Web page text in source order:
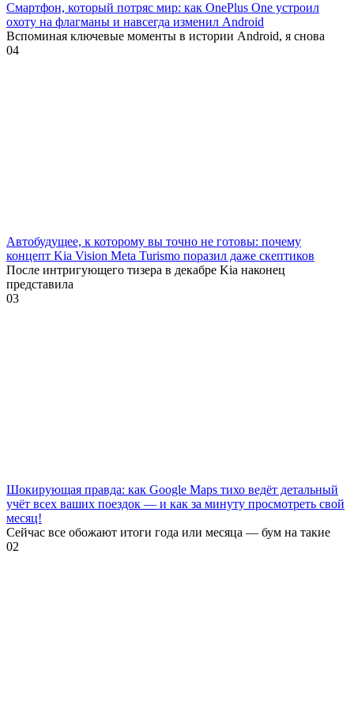
Смартфон, который потряс мир: как OnePlus One устроил
охоту на флагманы и навсегда изменил Android
Вспоминая ключевые моменты в истории Android, я снова
04
Автобудущее, к которому вы точно не готовы: почему
концепт Kia Vision Meta Turismo поразил даже скептиков
После интригующего тизера в декабре Kia наконец
представила
03
Шокирующая правда: как Google Maps тихо ведёт детальный
учёт всех ваших поездок — и как за минуту просмотреть свой
месяц!
Сейчас все обожают итоги года или месяца — бум на такие
02